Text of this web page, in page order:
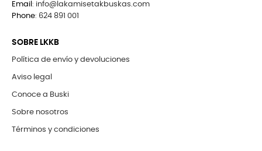
Email : info@lakamisetakbuskas.com
Phone: 624 891 001
SOBRE LKKB
Política de envío y devoluciones
Aviso legal
Conoce a Buski
Sobre nosotros
Términos y condiciones